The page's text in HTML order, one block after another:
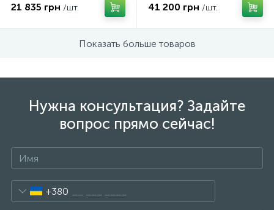
21 835 грн /шт. 41 200 грн /шт.
Показать больше товаров
Нужна консультация? Задайте
вопрос прямо сейчас!
+380